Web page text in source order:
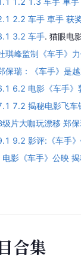
2.2 车手 車手 获
3.2 车手. 猫眼电
琪峰监制《车手》
保瑞：《车手》是
6.2 电影《车手
7.2 揭秘电影飞车
级片大咖玩漂移 郑
9.2 影评:《车手
电影《车手》公映
合集